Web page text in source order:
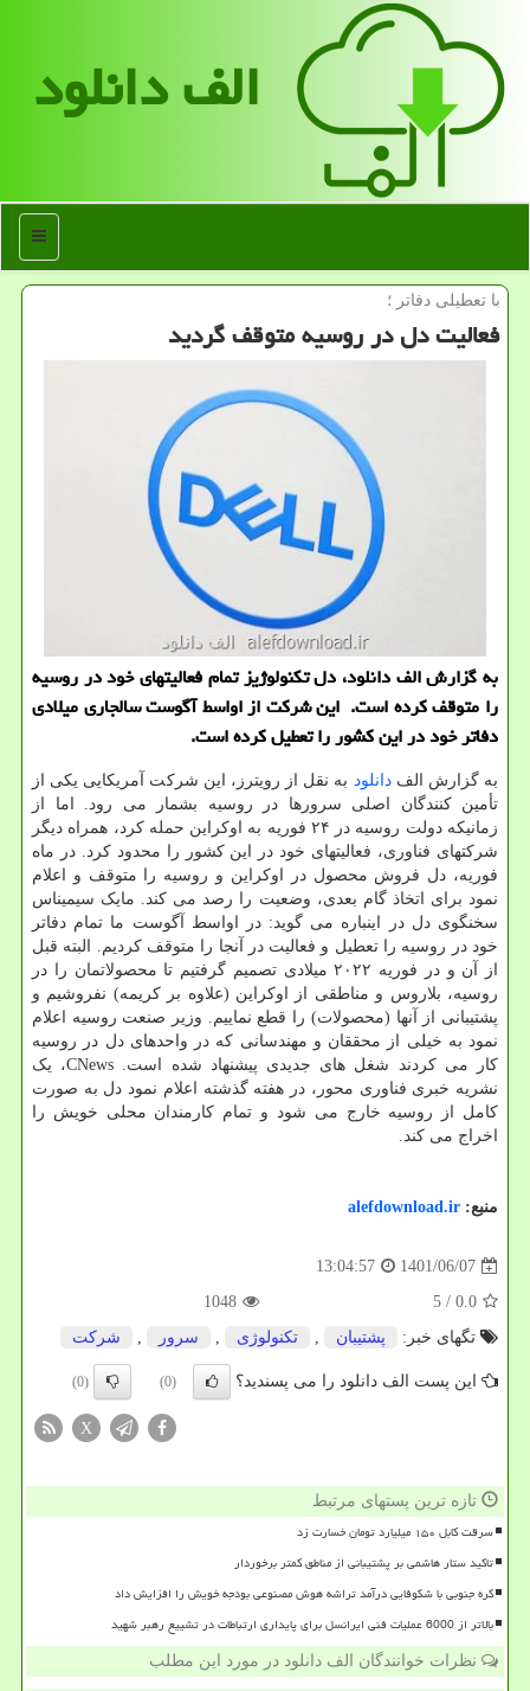
الف دانلود
منو
با تعطیلی دفاتر ؛
فعالیت دل در روسیه متوقف گردید
به گزارش الف دانلود، دل تکنولوژیز تمام فعالیتهای خود در روسیه
را متوقف کرده است. این شرکت از اواسط آگوست سالجاری میلادی
دفاتر خود در این کشور را تعطیل کرده است.
به گزارش الفدانلود به نقل از رویترز، این شرکت آمریکایی یکی از
تأمین کنندگان اصلی سرورها در روسیه بشمار می رود. اما از
زمانیکه دولت روسیه در ۲۴ فوریه به اوکراین حمله کرد، همراه دیگر
شرکتهای فناوری، فعالیتهای خود در این کشور را محدود کرد. در ماه
فوریه، دل فروش محصول در اوکراین و روسیه را متوقف و اعلام
نمود برای اتخاذ گام بعدی، وضعیت را رصد می کند. مایک سیمیناس
سخنگوی دل در اینباره می گوید: در اواسط آگوست ما تمام دفاتر
خود در روسیه را تعطیل و فعالیت در آنجا را متوقف کردیم. البته قبل
از آن و در فوریه ۲۰۲۲ میلادی تصمیم گرفتیم تا محصولاتمان را در
روسیه، بلاروس و مناطقی از اوکراین (علاوه بر کریمه) نفروشیم و
پشتیبانی از آنها (محصولات) را قطع نماییم. وزیر صنعت روسیه اعلام
نمود به خیلی از محققان و مهندسانی که در واحدهای دل در روسیه
کار می کردند شغل های جدیدی پیشنهاد شده است. CNews، یک
نشریه خبری فناوری محور، در هفته گذشته اعلام نمود دل به صورت
کامل از روسیه خارج می شود و تمام کارمندان محلی خویش را
اخراج می کند.
منبع: alefdownload.ir
1401/06/07
13:04:57
0.0
/ 5
1048
تگهای خبر:
پشتیبان , تكنولوژی , سرور , شركت
این پست الف دانلود را می پسندید؟ (0)
(0)
X
تازه ترین پستهای مرتبط
سرقت کابل ۱۵۰ میلیارد تومان خسارت زد
تاکید ستار هاشمی بر پشتیبانی از مناطق کمتر برخوردار
کره جنوبی با شکوفایی درآمد تراشه هوش مصنوعی بودجه خویش را افزایش داد
بالاتر از 6000 عملیات فنی ایرانسل برای پایداری ارتباطات در تشییع رهبر شهید
نظرات خوانندگان الف دانلود در مورد این مطلب